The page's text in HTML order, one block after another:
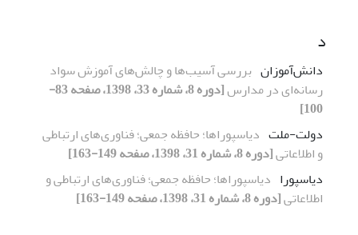
د
دانش‌آموزان بررسی آسیب‌ها و چالش‌های آموزش سواد
رسانه‌ای در مدارس
[دوره 8، شماره 33، 1398، صفحه 83-
100]
دولت-ملت دیاسپوراها؛ حافظه جمعی؛ فناوری‌های ارتباطی
و اطلاعاتی[دوره 8، شماره 31، 1398، صفحه 149-163]
دیاسپورا دیاسپوراها؛ حافظه جمعی؛ فناوری‌های ارتباطی و
اطلاعاتی[دوره 8، شماره 31، 1398، صفحه 149-163]